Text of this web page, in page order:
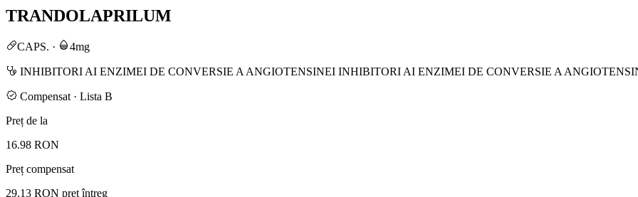
TRANDOLAPRILUM
CAPS. · 4mg
INHIBITORI AI ENZIMEI DE CONVERSIE A ANGIOTENSINEI INHIBITORI AI ENZIMEI DE CONVERSIE A
Compensat · Lista B
Preț de la
16.98 RON
Preț compensat
29.13 RON preț întreg